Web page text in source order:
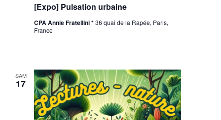
[Expo] Pulsation urbaine
CPA Annie Fratellini *36 quai de la Rapée, Paris,
France
SAM
17